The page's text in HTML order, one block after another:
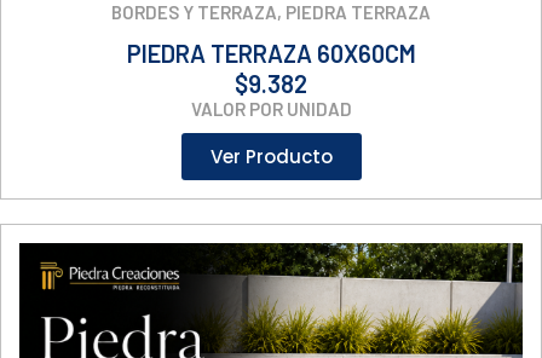
BORDES Y TERRAZA, PIEDRA TERRAZA
PIEDRA TERRAZA 60X60CM
$9.382
VALOR POR UNIDAD
Ver Producto